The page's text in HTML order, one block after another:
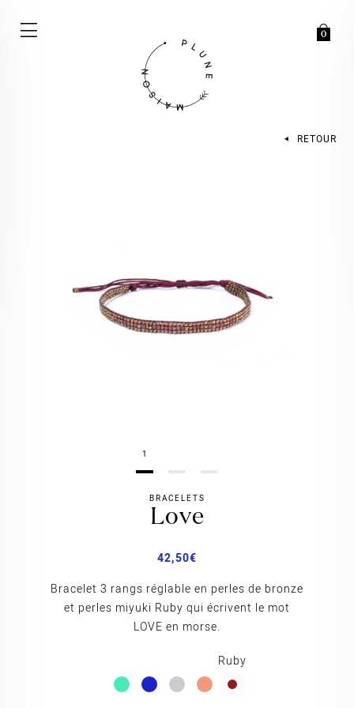
0
RETOUR
1
BRACELETS
love
42,50€
Bracelet 3 rangs réglable en perles de bronze
et perles miyuki Ruby qui écrivent le mot
LOVE en morse.
ruby